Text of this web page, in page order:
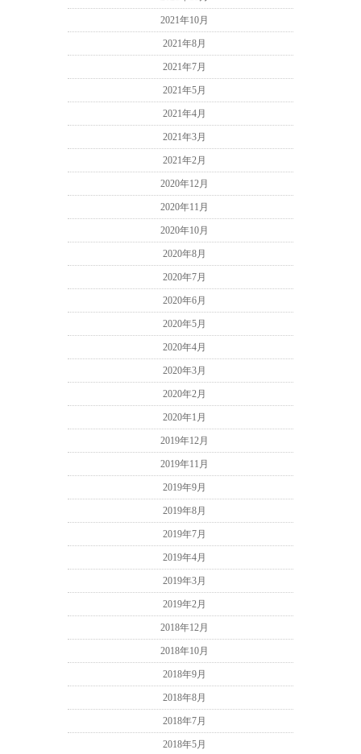
2021年10月
2021年8月
2021年7月
2021年5月
2021年4月
2021年3月
2021年2月
2020年12月
2020年11月
2020年10月
2020年8月
2020年7月
2020年6月
2020年5月
2020年4月
2020年3月
2020年2月
2020年1月
2019年12月
2019年11月
2019年9月
2019年8月
2019年7月
2019年4月
2019年3月
2019年2月
2018年12月
2018年10月
2018年9月
2018年8月
2018年7月
2018年5月